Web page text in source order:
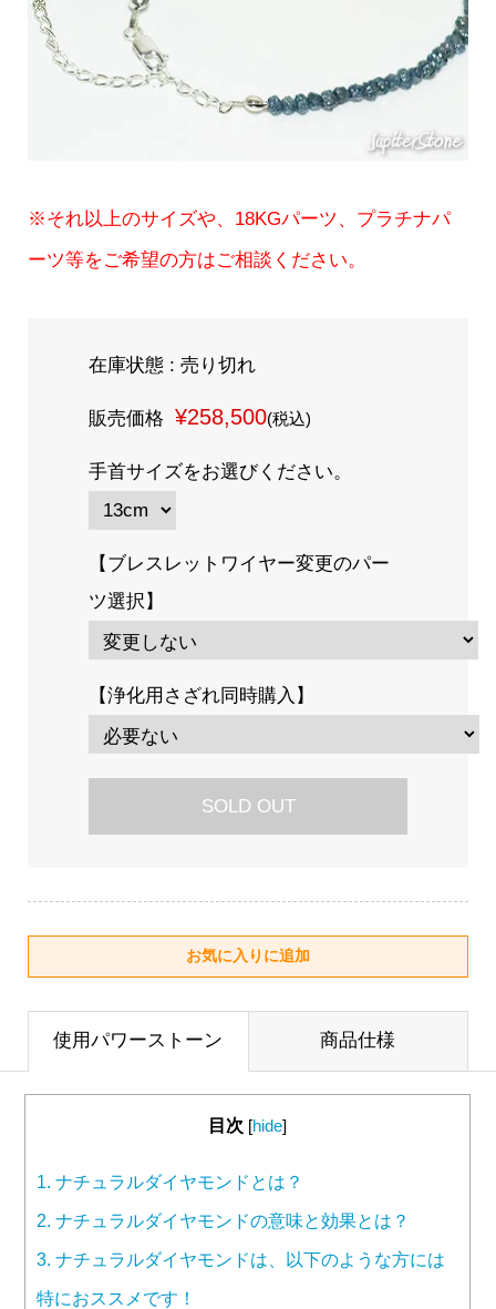
※それ以上のサイズや、18KGパーツ、プラチナパ
ーツ等をご希望の方はご相談ください。
在庫状態 : 売り切れ
販売価格 ¥258,500(税込)
手首サイズをお選びください。
【ブレスレットワイヤー変更のパー
ツ選択】
【浄化用さざれ同時購入】
SOLD OUT
使用パワーストーン 商品仕様
目次 [hide]
1. ナチュラルダイヤモンドとは？
2. ナチュラルダイヤモンドの意味と効果とは？
3. ナチュラルダイヤモンドは、以下のような方には
特におススメです！